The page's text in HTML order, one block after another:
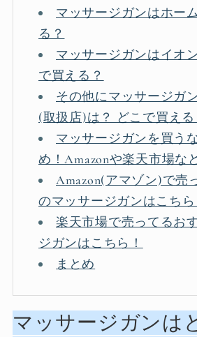
マッサージガンはホー
る？
マッサージガンはイオ
で買える？
その他にマッサージガ
(取扱店)は？ どこで買える
マッサージガンを買う
め！Amazonや楽天市場な
Amazon(アマゾン)で売
のマッサージガンはこちら
楽天市場で売ってるお
ジガンはこちら！
まとめ
マッサージガンは